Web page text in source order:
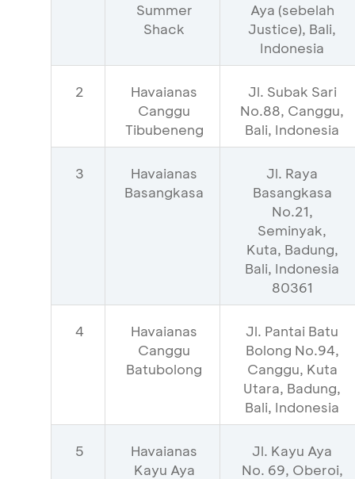
Summer
Shack
Aya (sebelah
Justice), Bali,
Indonesia
2
Havaianas
Canggu
Tibubeneng
Jl. Subak Sari
No.88, Canggu,
Bali, Indonesia
3
Havaianas
Basangkasa
Jl. Raya
Basangkasa
No.21,
Seminyak,
Kuta, Badung,
Bali, Indonesia
80361
4
Havaianas
Canggu
Batubolong
Jl. Pantai Batu
Bolong No.94,
Canggu, Kuta
Utara, Badung,
Bali, Indonesia
5
Havaianas
Kayu Aya
Jl. Kayu Aya
No. 69, Oberoi,